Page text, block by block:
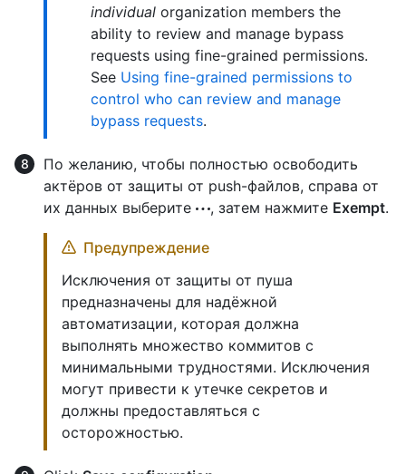
individual organization members the
ability to review and manage bypass
requests using fine-grained permissions.
See Using fine-grained permissions to
control who can review and manage
bypass requests.
По желанию, чтобы полностью освободить
актёров от защиты от push-файлов, справа от
их данных выберите
, затем нажмите Exempt.
Предупреждение
Исключения от защиты от пуша
предназначены для надёжной
автоматизации, которая должна
выполнять множество коммитов с
минимальными трудностями. Исключения
могут привести к утечке секретов и
должны предоставляться с
осторожностью.